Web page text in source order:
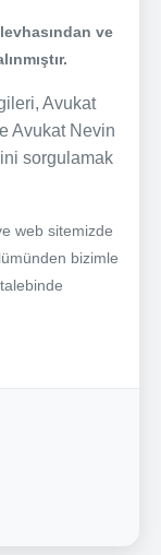
ve
Avukat
Avukat Nevin
sorgulamak
web sitemizde
bizimle